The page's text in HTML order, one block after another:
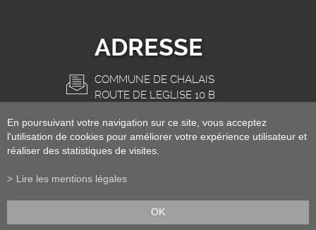
ADRESSE
COMMUNE DE CHALAIS
ROUTE DE L'EGLISE 10 B
INFO@CHALAIS.CH
En poursuivant votre navigation sur ce site, vous acceptez
l'utilisation de cookies pour améliorer votre expérience utilisateur et
réaliser des statistiques de visites.
Lire les mentions légales
OK